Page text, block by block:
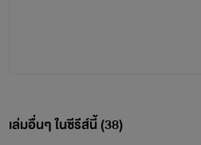
เล่มอื่นๆ ในซีรีส์นี้ (38)